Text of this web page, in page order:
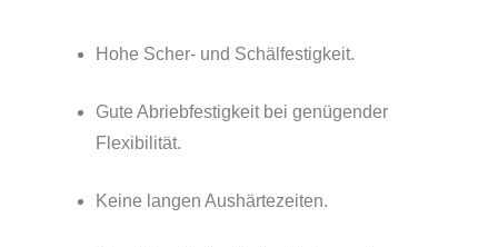
Hohe Scher- und Schälfestigkeit.
Gute Abrieb­fes­tig­keit bei genü­gen­der
Flexibilität.
Keine langen Aushärtezeiten.